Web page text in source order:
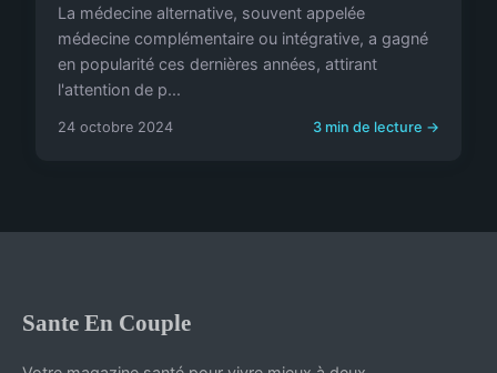
La médecine alternative, souvent appelée
médecine complémentaire ou intégrative, a gagné
en popularité ces dernières années, attirant
l'attention de p...
24 octobre 2024 3 min de lecture →
Sante En Couple